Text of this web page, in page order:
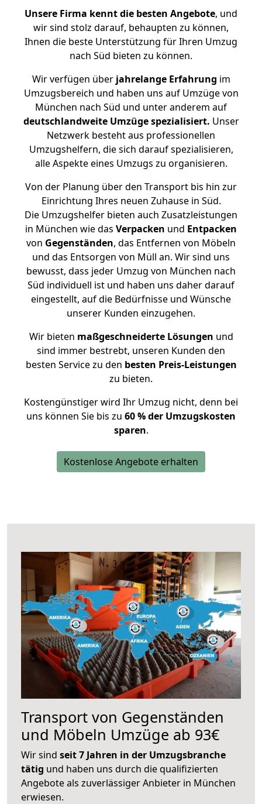
Unsere Firma kennt die besten Angebote, und
wir sind stolz darauf, behaupten zu können,
Ihnen die beste Unterstützung für Ihren Umzug
nach Süd bieten zu können.
Wir verfügen überjahrelange Erfahrung im
Umzugsbereich und haben uns auf Umzüge von
München nach Süd und unter anderem auf
deutschlandweite Umzüge spezialisiert. Unser
Netzwerk besteht aus professionellen
Umzugshelfern, die sich darauf spezialisieren,
alle Aspekte eines Umzugs zu organisieren.
Von der Planung über den Transport bis hin zur
Einrichtung Ihres neuen Zuhause in Süd.
Die Umzugshelfer bieten auch Zusatzleistungen
in München wie das Verpacken und Entpacken
von Gegenständen, das Entfernen von Möbeln
und das Entsorgen von Müll an. Wir sind uns
bewusst, dass jeder Umzug von München nach
Süd individuell ist und haben uns daher darauf
eingestellt, auf die Bedürfnisse und Wünsche
unserer Kunden einzugehen.
Wir bieten maßgeschneiderte Lösungen und
sind immer bestrebt, unseren Kunden den
besten Service zu den besten Preis-Leistungen
zu bieten.
Kostengünstiger wird Ihr Umzug nicht, denn bei
uns können Sie bis zu 60 % der Umzugskosten
sparen.
Kostenlose Angebote erhalten
Transport von Gegenständen
und Möbeln Umzüge ab 93€
Wir sind seit 7 Jahren in der Umzugsbranche
tätig und haben uns durch die qualifizierten
Angebote als zuverlässiger Anbieter in München
erwiesen.